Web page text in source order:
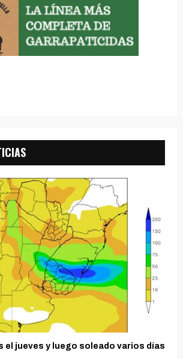
el jueves y luego soleado varios días